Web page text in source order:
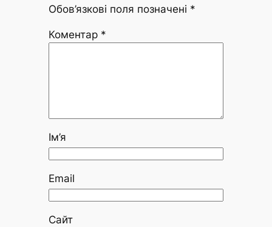
Обов’язкові поля позначені *
Коментар *
Ім’я
Email
Сайт